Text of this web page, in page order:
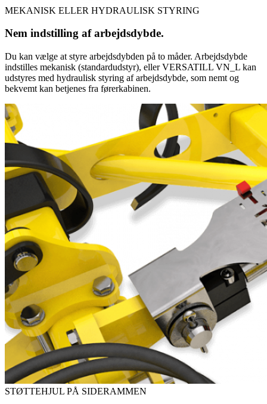
MEKANISK ELLER HYDRAULISK STYRING
Nem indstilling af arbejdsdybde.
Du kan vælge at styre arbejdsdybden på to måder. Arbejdsdybde
indstilles mekanisk (standardudstyr), eller VERSATILL VN_L kan
udstyres med hydraulisk styring af arbejdsdybde, som nemt og
bekvemt kan betjenes fra førerkabinen.
STØTTEHJUL PÅ SIDERAMMEN